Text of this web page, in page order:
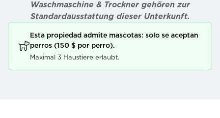
Waschmaschine & Trockner gehören zur
Standardausstattung dieser Unterkunft.
Esta propiedad admite mascotas: solo se aceptan
perros (150 $ por perro).
Maximal 3 Haustiere erlaubt.